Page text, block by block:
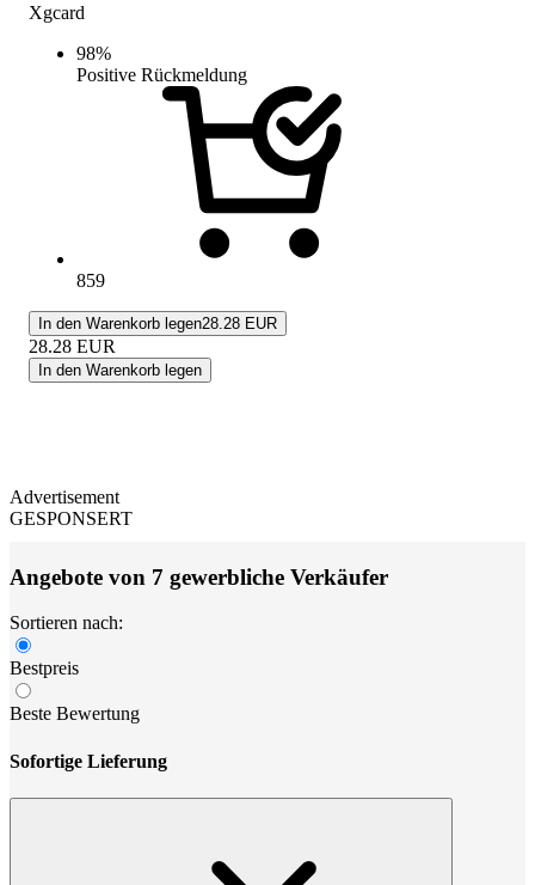
Xgcard
98%
Positive Rückmeldung
859
In den Warenkorb legen28.28 EUR
28.28 EUR
In den Warenkorb legen
Advertisement
GESPONSERT
Angebote von 7 gewerbliche Verkäufer
Sortieren nach:
Bestpreis
Beste Bewertung
Sofortige Lieferung